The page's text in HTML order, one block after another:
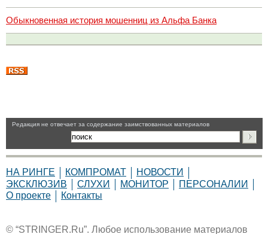
Обыкновенная история мошенниц из Альфа Банка
Pедакция не отвечает за содержание заимствованных материалов
НА РИНГЕ КОМПРОМАТ
НОВОСТИ
ЭКСКЛЮЗИВ
СЛУХИ МОНИТОР
ПЕРСОНАЛИИ
О проекте
Контакты
© “STRINGER.Ru”. Любое использование материалов